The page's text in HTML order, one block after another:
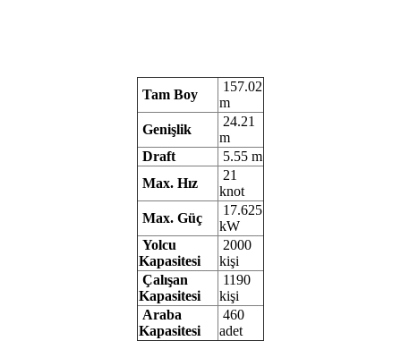
Tam Boy
157.02
m
Genişlik
24.21
m
Draft
5.55 m
Max. Hız
21
knot
Max. Güç
17.625
kW
Yolcu
Kapasitesi
2000
kişi
Çalışan
Kapasitesi
1190
kişi
Araba
Kapasitesi
460
adet